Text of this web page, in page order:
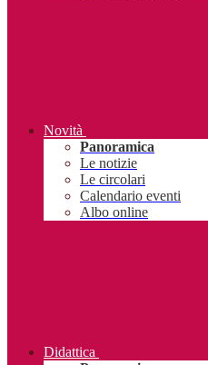
Novità
Panoramica
Le notizie
Le circolari
Calendario eventi
Albo online
Didattica